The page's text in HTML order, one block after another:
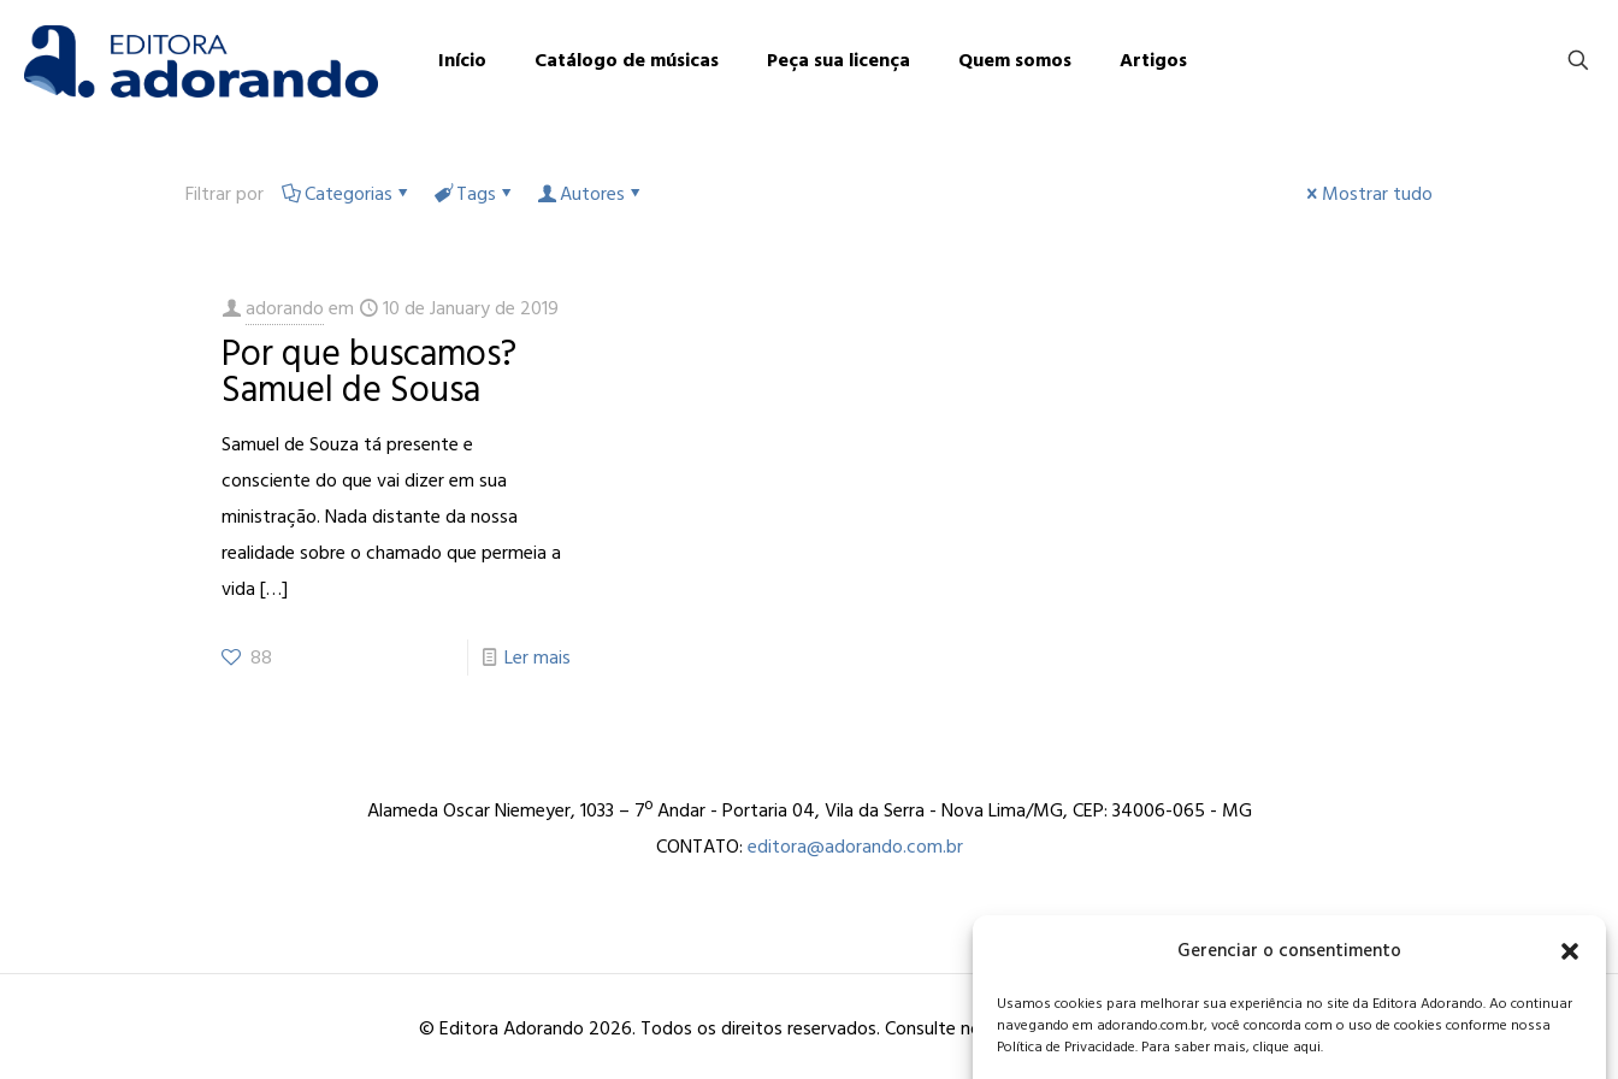
Gerenciar o consentimento
Usamos cookies para melhorar sua experiência no site da Editora Adorando. Ao continuar
navegando em adorando.com.br, você concorda com o uso de cookies conforme nossa
Política de Privacidade. Para saber mais, clique aqui.
Início Catálogo de músicas Peça sua licença Quem somos Artigos
Filtrar por Categorias Tags Autores Mostrar tudo
adorando em 10 de January de 2019
Por que buscamos?
Samuel de Sousa
Samuel de Souza tá presente e
consciente do que vai dizer em sua
ministração. Nada distante da nossa
realidade sobre o chamado que permeia a
vida[…]
88 Ler mais
Alameda Oscar Niemeyer, 1033 – 7º Andar - Portaria 04, Vila da Serra - Nova Lima/MG, CEP: 34006-065 - MG
CONTATO:editora@adorando.com.br
© Editora Adorando 2026. Todos os direitos reservados. Consulte nossapolítica de privacidade.